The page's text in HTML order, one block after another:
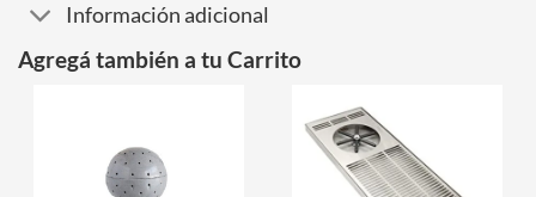
Información adicional
Agregá también a tu Carrito